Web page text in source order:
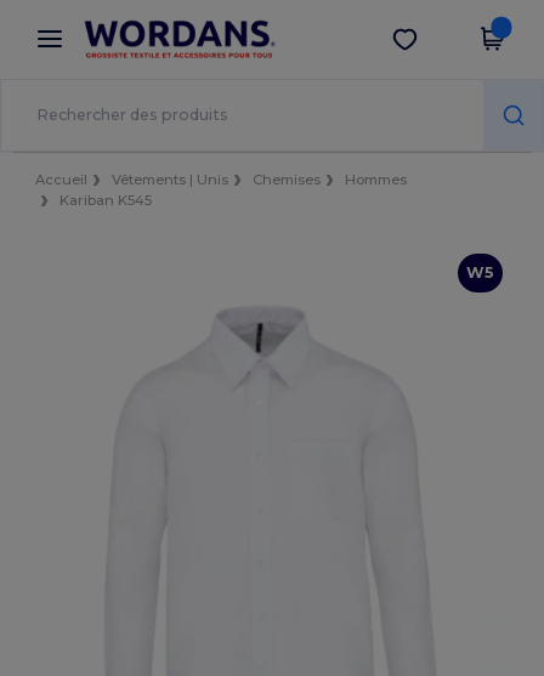
× Appli Wordans
Meilleurs prix sur l’app !
Obtenir l'appli
Accueil Vêtements | Unis Chemises
Hommes
Kariban K545
W5